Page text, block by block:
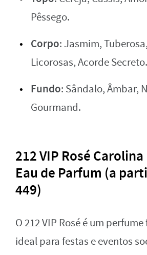
Pêssego.
Corpo: Jasmim,
Licorosas, Acorde Secreto.
Fundo: Sândalo, Âmbar,
Gourmand.
212 VIP Rosé
Eau de Parfum (a
449)
O 212 VIP Rosé é um
ideal para festas e eventos